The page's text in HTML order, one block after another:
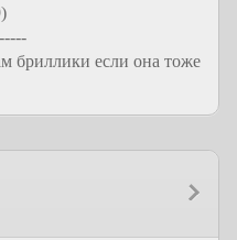
бриллики если она тоже